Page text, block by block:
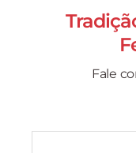
Fale